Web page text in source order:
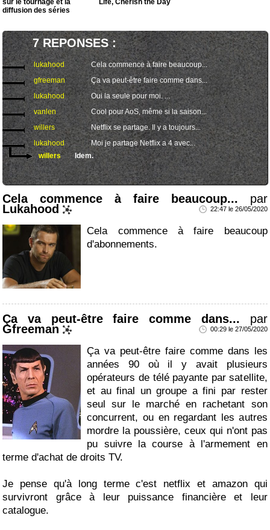
sur le tournage et la
diffusion des séries
Life, Cherish the Day
7 REPONSES :
lukahood
Cela commence à faire beaucoup...
gfreeman
Ça va peut-être faire comme dans...
lukahood
Oui la seule pour moi. ...
vanlen
Cool pour AoS, même si la saison...
willers
Netflix se partage. Il y a toujours...
lukahood
Moi je partage Netflix a 4 avec...
willers
Idem.
Cela commence à faire beaucoup... par
Lukahood 22:47 le 26/05/2020
Cela commence à faire beaucoup
d'abonnements.
Ça va peut-être faire comme dans... par
Gfreeman 00:29 le 27/05/2020
Ça va peut-être faire comme dans les
années 90 où il y avait plusieurs
opérateurs de télé payante par satellite,
et au final un groupe a fini par rester
seul sur le marché en rachetant son
concurrent, ou en regardant les autres
mordre la poussière, ceux qui n'ont pas
pu suivre la course à l'armement en
terme d'achat de droits TV.
Je pense qu'à long terme c'est netflix et amazon qui
survivront grâce à leur puissance financière et leur
catalogue.